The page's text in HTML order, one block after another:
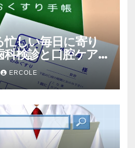
忙しい毎日に寄り
科検診と口腔ケア
イル
ERCOLE